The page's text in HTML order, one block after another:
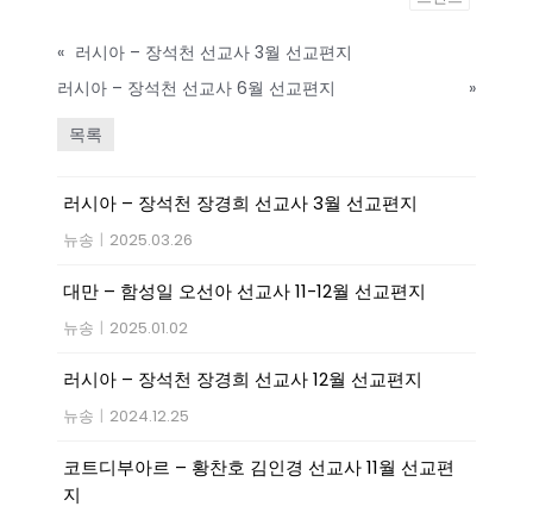
« 러시아 – 장석천 선교사 3월 선교편지
러시아 – 장석천 선교사 6월 선교편지
»
목록
러시아 – 장석천 장경희 선교사 3월 선교편지
뉴송 | 2025.03.26
대만 – 함성일 오선아 선교사 11-12월 선교편지
뉴송 | 2025.01.02
러시아 – 장석천 장경희 선교사 12월 선교편지
뉴송 | 2024.12.25
코트디부아르 – 황찬호 김인경 선교사 11월 선교편
지